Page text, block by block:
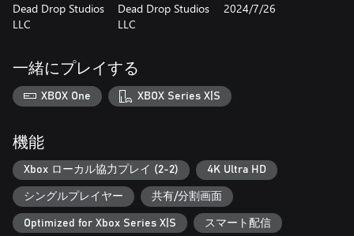
Dead Drop Studios
LLC
Dead Drop Studios
LLC
2024/7/26
一緒にプレイする
XBOX One XBOX Series X|S
機能
Xbox ローカル協力プレイ (2-2) 4K Ultra HD
シングルプレイヤー 共有/分割画面
Optimized for Xbox Series X|S スマート配信